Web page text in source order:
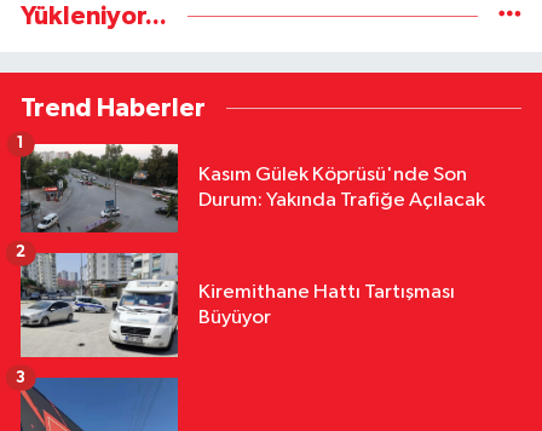
Yükleniyor...
Trend Haberler
Kasım Gülek Köprüsü'nde Son
Durum: Yakında Trafiğe Açılacak
1
Kiremithane Hattı Tartışması
Büyüyor
2
3